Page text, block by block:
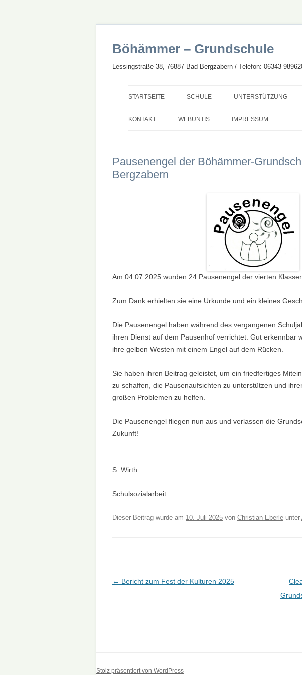
Böhämmer – Grundschule
Lessingstraße 38, 76887 Bad Bergzabern / Telefon: 06343
STARTSEITE SCHULE
UNSERE SCHULE
SCHWERPUNKTSCHULE
BILINGUALES LERNEN
NEUBAU UND SANIERUNG
UNSERER SCHULE
UNTERSTÜTZUNG
SCHULSOZIALARBEIT
KONTAKT WEBUNTIS IMPRESSUM
Pausenengel der Böhämmer-
Bergzabern
Am 04.07.2025 wurden 24 Pausenengel der vierten
Zum Dank erhielten sie eine Urkunde und ein kleines
Die Pausenengel haben während des vergangenen
ihren Dienst auf dem Pausenhof verrichtet. Gut erkennbar
ihre gelben Westen mit einem Engel auf dem Rücken.
Sie haben ihren Beitrag geleistet, um ein friedfertiges
zu schaffen, die Pausenaufsichten zu unterstützen und
großen Problemen zu helfen.
Die Pausenengel fliegen nun aus und verlassen die
Zukunft!
S. Wirth
Schulsozialarbeit
Dieser Beitrag wurde am 10. Juli 2025 von Christian Eberle unter
Beitragsnavigation
← Bericht zum Fest der Kulturen 2025
Stolz präsentiert von WordPress